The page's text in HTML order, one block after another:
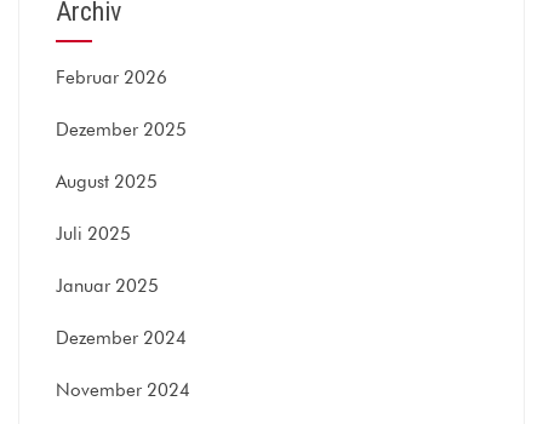
Archiv
Februar 2026
Dezember 2025
August 2025
Juli 2025
Januar 2025
Dezember 2024
November 2024